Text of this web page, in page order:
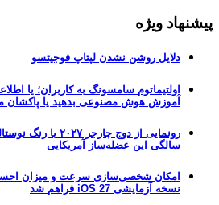
پیشنهاد ویژه
دلایل روشن نشدن لپتاپ فوجیتسو
اولتیماتوم سامسونگ به کاربران؛ یا
آموزش هوش مصنوعی بدهید یا پاکشان
سالگی این عضله‌ساز آمریکایی
امکان شخصی‌سازی سرعت و میزان
نسخه آزمایشی iOS 27 فراهم شد